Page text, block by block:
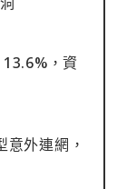
，資
外連網，